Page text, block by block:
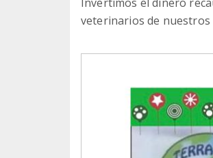
veterinarios de nuestros